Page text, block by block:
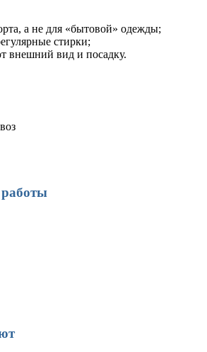
а не для «бытовой» одежды;
стирки;
внешний вид и посадку.